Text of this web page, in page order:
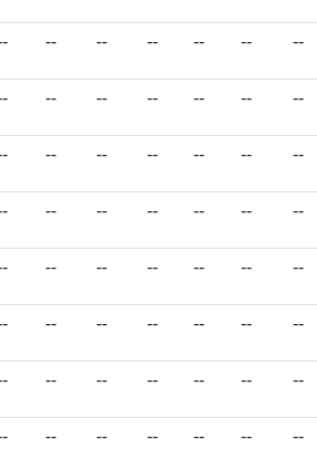
-- -- -- -- -- --
-- -- -- -- -- --
-- -- -- -- -- --
-- -- -- -- -- --
-- -- -- -- -- --
-- -- -- -- -- --
-- -- -- -- -- --
-- -- -- -- -- --